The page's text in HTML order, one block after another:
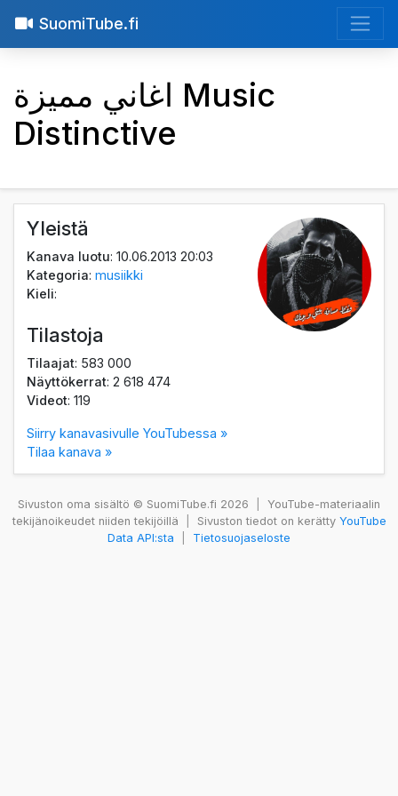
SuomiTube.fi
اغاني مميزة Music
Distinctive
Yleistä
Kanava luotu: 10.06.2013 20:03
Kategoria:musiikki
Kieli:
Tilastoja
Tilaajat: 583 000
Näyttökerrat: 2 618 474
Videot: 119
Siirry kanavasivulle YouTubessa »
Tilaa kanava »
Sivuston oma sisältö © SuomiTube.fi 2026
YouTube-materiaalin
tekijänoikeudet niiden tekijöillä
Sivuston tiedot on kerätty YouTube
Data API:sta
Tietosuojaseloste